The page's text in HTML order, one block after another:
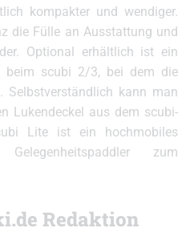
kompakter und wendiger.
die Fülle an Ausstattung und
Optional erhältlich ist ein
beim scubi 2/3, bei dem die
kann man
Lukendeckel aus dem scubi-
Lite ist ein hochmobiles
zum
Redaktion